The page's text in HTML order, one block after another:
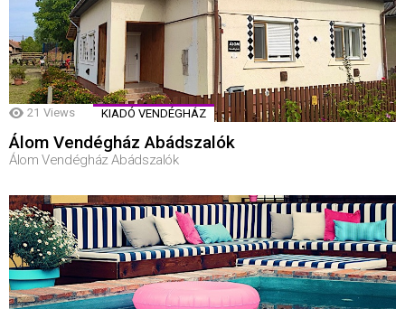
21 Views KIADÓ VENDÉGHÁZ
Álom Vendégház Abádszalók
Álom Vendégház Abádszalók